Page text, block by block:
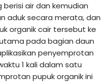
air dan kemudian
aduk secara merata, dan
organik cair tersebut ke
pada bagian daun
penyemprotan
1 kali dalam satu
pupuk organik ini